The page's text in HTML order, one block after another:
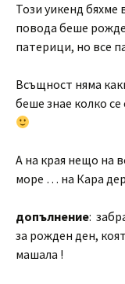
Този уикенд
повода беше
патерици, но все
Всъщност няма
беше знае колко се
А на края нещо на
море … на Кара
допълнение:
за рожден ден,
машала !